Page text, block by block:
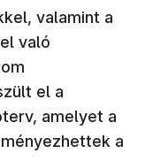
valamint a
való
el a
amelyet a
a